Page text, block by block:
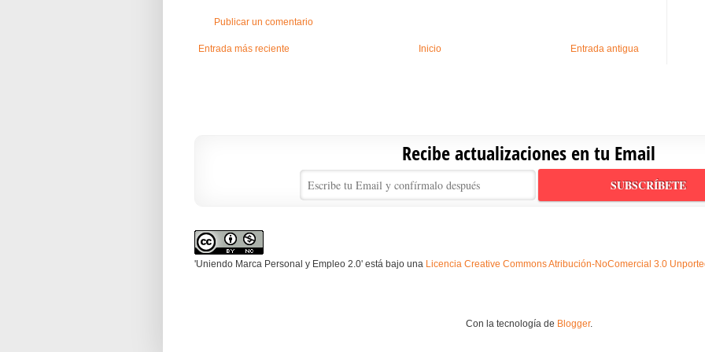
Publicar un comentario
Entrada más reciente Entrada antigua
Inicio
Recibe actualizaciones en tu Email
'Uniendo Marca Personal y Empleo 2.0' está bajo una Licencia Creative Commons Atribución-NoComercial 3.0
Con la tecnología de Blogger.